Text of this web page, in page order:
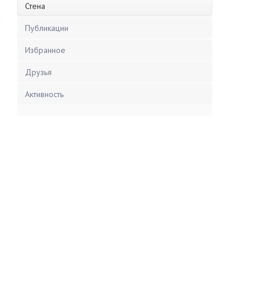
Стена
Публикации
Избранное
Друзья
Активность